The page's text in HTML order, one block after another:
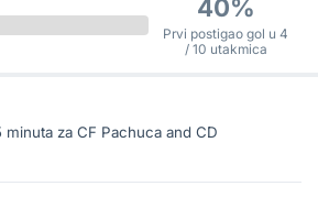
40%
Prvi postigao gol u 4
/ 10 utakmica
minuta za CF Pachuca and CD